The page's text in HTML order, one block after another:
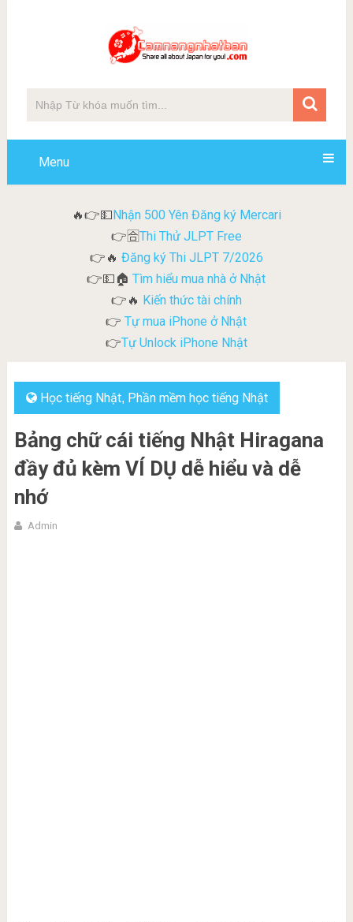
Menu
🔥👉💵Nhận 500 Yên Đăng ký Mercari
👉🈴Thi Thử JLPT Free
👉🔥 Đăng ký Thi JLPT 7/2026
👉💵🏠Tìm hiểu mua nhà ở Nhật
👉🔥 Kiến thức tài chính
👉 Tự mua iPhone ở Nhật
👉Tự Unlock iPhone Nhật
Học tiếng Nhật, Phần mềm học tiếng Nhật
Bảng chữ cái tiếng Nhật Hiragana
đầy đủ kèm VÍ DỤ dễ hiểu và dễ
nhớ
Admin